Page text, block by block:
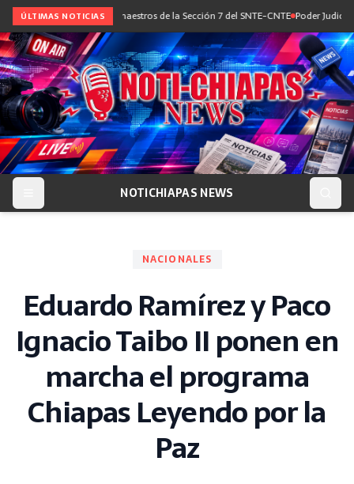
ÚLTIMAS NOTICIAS
con maestras y maestros de la Sección 7 del SNTE-CNTE Poder Judicial
NOTICHIAPAS NEWS
NACIONALES
Eduardo Ramírez y Paco
Ignacio Taibo II ponen en
marcha el programa
Chiapas Leyendo por la
Paz